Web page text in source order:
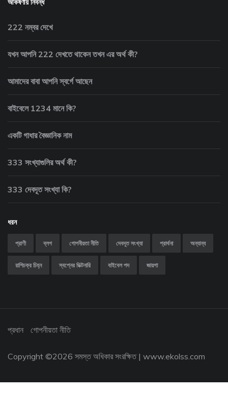
আকর্ষণীয় নিবন্ধ
222 নম্বর দেখে
যখন আপনি 222 দেখতে থাকেন তখন এর অর্থ কী?
আমাদের বাবা আপনি স্বর্গে আছেন
বাইবেলে 1234 মানে কি?
একটি গাধার বৈজ্ঞানিক নাম
333 সংখ্যাগুলির অর্থ কী?
333 দেবদূত সংখ্যা কি?
ধরন
প্রাণী ব্লগ গোপনীয়তা নীতি দেবদূত সংখ্যা প্রার্থনা অন্যান্য
রাশিচক্র চিহ্ন স্বপ্নের ডিক্টনারি বাইবেল পদ জায়গা
প্রধান গোপনীয়তা নীতি
Copyright ©2026 সমস্ত অধিকার সংরক্ষিত | www.ekolss.com